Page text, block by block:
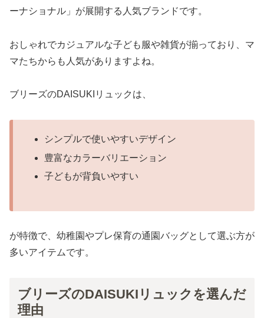
ーナショナル」が展開する人気ブランドです。
おしゃれでカジュアルな子ども服や雑貨が揃っており、マ
マたちからも人気がありますよね。
ブリーズのDAISUKIリュックは、
シンプルで使いやすいデザイン
豊富なカラーバリエーション
子どもが背負いやすい
が特徴で、幼稚園やプレ保育の通園バッグとして選ぶ方が
多いアイテムです。
ブリーズのDAISUKIリュックを選んだ
理由